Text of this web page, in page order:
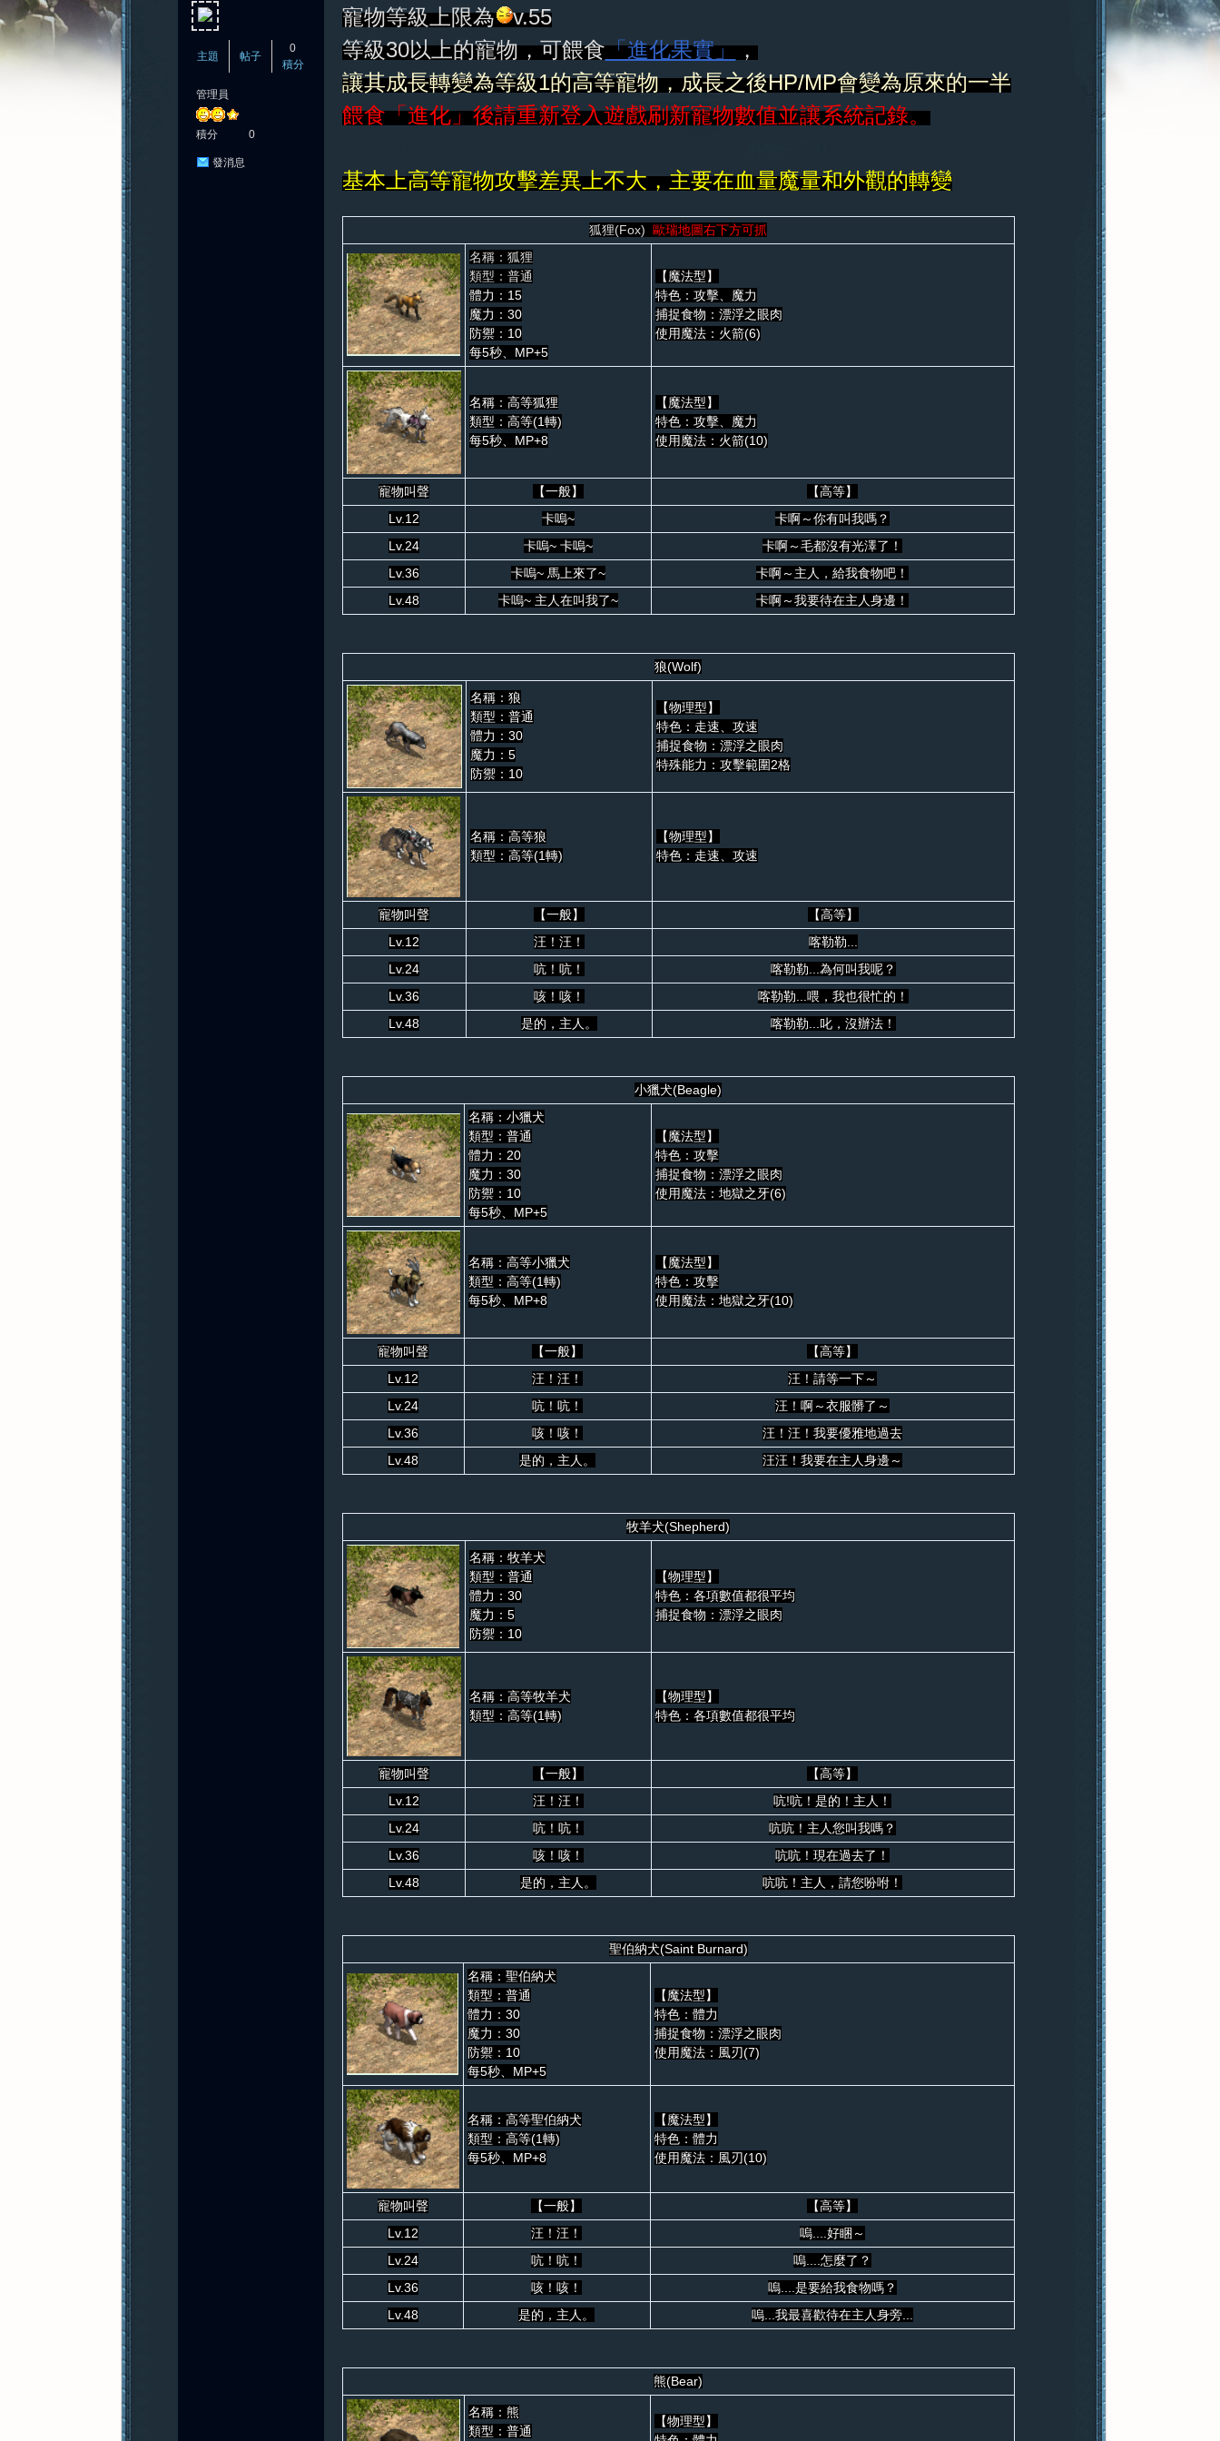
主題 帖子
0
積分
管理員
積分 0
發消息
寵物等級上限為
v.55
等級30以上的寵物，可餵食「進化果實」，
讓其成長轉變為等級1的高等寵物，成長之後HP/MP會變為原來的一半
餵食「進化」後請重新登入遊戲刷新寵物數值並讓系統記錄。
基本上高等寵物攻擊差異上不大，主要在血量魔量和外觀的轉變
狐狸(Fox) 歐瑞地圖右下方可抓
名稱：狐狸
類型：普通
體力：15
魔力：30
防禦：10
每5秒、MP+5
【魔法型】
特色：攻擊、魔力
捕捉食物：漂浮之眼肉
使用魔法：火箭(6)
名稱：高等狐狸
類型：高等(1轉)
每5秒、MP+8
【魔法型】
特色：攻擊、魔力
使用魔法：火箭(10)
寵物叫聲 【一般】
【高等】
Lv.12
卡嗚~
卡啊～你有叫我嗎？
Lv.24
卡嗚~ 卡嗚~
卡啊～毛都沒有光澤了！
Lv.36
卡嗚~ 馬上來了~
卡啊～主人，給我食物吧！
Lv.48
卡嗚~ 主人在叫我了~ 卡啊～我要待在主人身邊！
狼(Wolf)
名稱：狼
類型：普通
體力：30
魔力：5
防禦：10
【物理型】
特色：走速、攻速
捕捉食物：漂浮之眼肉
特殊能力：攻擊範圍2格
名稱：高等狼
類型：高等(1轉)
【物理型】
特色：走速、攻速
寵物叫聲 【一般】
【高等】
Lv.12
汪！汪！
喀勒勒...
Lv.24
吭！吭！
喀勒勒...為何叫我呢？
Lv.36
咳！咳！
喀勒勒...喂，我也很忙的！
Lv.48
是的，主人。 喀勒勒...叱，沒辦法！
小獵犬(Beagle)
名稱：小獵犬
類型：普通
體力：20
魔力：30
防禦：10
每5秒、MP+5
【魔法型】
特色：攻擊
捕捉食物：漂浮之眼肉
使用魔法：地獄之牙(6)
名稱：高等小獵犬
類型：高等(1轉)
每5秒、MP+8
【魔法型】
特色：攻擊
使用魔法：地獄之牙(10)
寵物叫聲 【一般】
【高等】
Lv.12
汪！汪！
汪！請等一下～
Lv.24
吭！吭！
汪！啊～衣服髒了～
Lv.36
咳！咳！
汪！汪！我要優雅地過去
Lv.48
是的，主人。 汪汪！我要在主人身邊～
牧羊犬(Shepherd)
名稱：牧羊犬
類型：普通
體力：30
魔力：5
防禦：10
【物理型】
特色：各項數值都很平均
捕捉食物：漂浮之眼肉
名稱：高等牧羊犬
類型：高等(1轉)
【物理型】
特色：各項數值都很平均
寵物叫聲 【一般】
【高等】
Lv.12
汪！汪！
吭!吭！是的！主人！
Lv.24
吭！吭！
吭吭！主人您叫我嗎？
Lv.36
咳！咳！
吭吭！現在過去了！
Lv.48
是的，主人。 吭吭！主人，請您吩咐！
聖伯納犬(Saint Burnard)
名稱：聖伯納犬
類型：普通
體力：30
魔力：30
防禦：10
每5秒、MP+5
【魔法型】
特色：體力
捕捉食物：漂浮之眼肉
使用魔法：風刃(7)
名稱：高等聖伯納犬
類型：高等(1轉)
每5秒、MP+8
【魔法型】
特色：體力
使用魔法：風刃(10)
寵物叫聲 【一般】
【高等】
Lv.12
汪！汪！
嗚....好睏～
Lv.24
吭！吭！
嗚....怎麼了？
Lv.36
咳！咳！
嗚....是要給我食物嗎？
Lv.48
是的，主人。 嗚...我最喜歡待在主人身旁...
熊(Bear)
名稱：熊
類型：普通
【物理型】